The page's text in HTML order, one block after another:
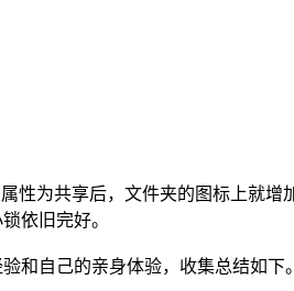
性为共享后，文件夹的图标上就
依旧完好。
和自己的亲身体验，收集总结如下。